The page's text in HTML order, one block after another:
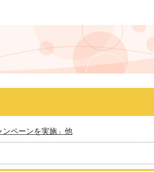
ンペーンを実施」他